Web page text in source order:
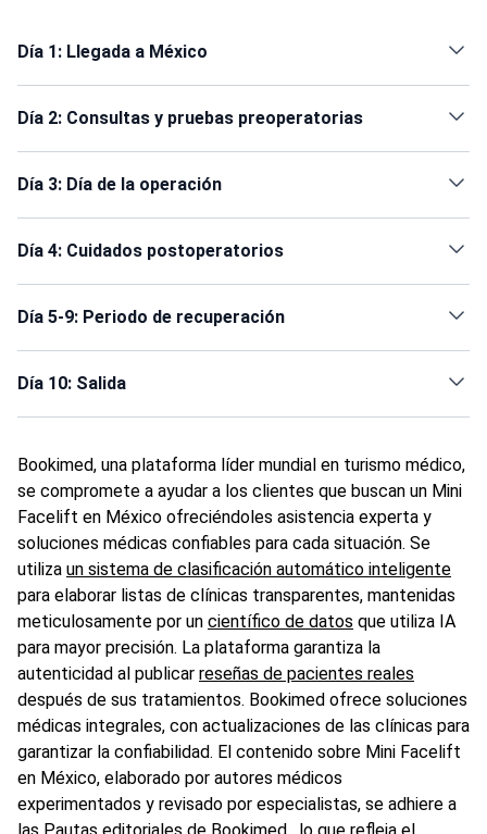
Día 1: Llegada a México
Día 2: Consultas y pruebas preoperatorias
Día 3: Día de la operación
Día 4: Cuidados postoperatorios
Día 5-9: Periodo de recuperación
Día 10: Salida
Bookimed, una plataforma líder mundial en turismo médico,
se compromete a ayudar a los clientes que buscan un Mini
Facelift en México ofreciéndoles asistencia experta y
soluciones médicas confiables para cada situación. Se
utiliza un sistema de clasificación automático inteligente
para elaborar listas de clínicas transparentes, mantenidas
meticulosamente por un científico de datos que utiliza IA
para mayor precisión. La plataforma garantiza la
autenticidad al publicar reseñas de pacientes reales
después de sus tratamientos. Bookimed ofrece soluciones
médicas integrales, con actualizaciones de las clínicas para
garantizar la confiabilidad. El contenido sobre Mini Facelift
en México, elaborado por autores médicos
experimentados y revisado por especialistas, se adhiere a